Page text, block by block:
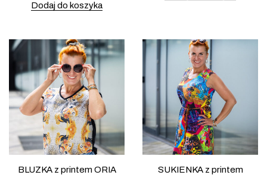
Dodaj do koszyka
BLUZKA z printem ORIA
SUKIENKA z printem